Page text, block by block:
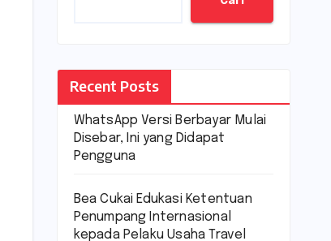
Recent Posts
WhatsApp Versi Berbayar Mulai
Disebar, Ini yang Didapat
Pengguna
Bea Cukai Edukasi Ketentuan
Penumpang Internasional
kepada Pelaku Usaha Travel